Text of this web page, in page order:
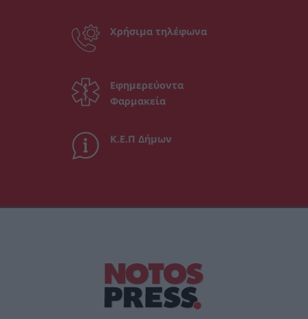
Χρήσιμα τηλέφωνα
Εφημερεύοντα
Φαρμακεία
Κ.Ε.Π Δήμων